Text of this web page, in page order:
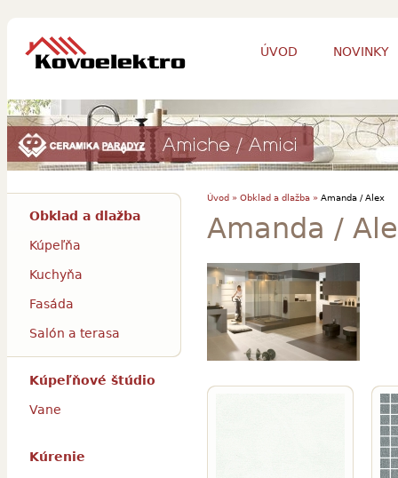
ÚVOD NOVINKY
Úvod » Obklad a dlažba »Amanda / Alex
Amanda /
Obklad a dlažba
Kúpeľňa
Kuchyňa
Fasáda
Salón a terasa
Kúpeľňové štúdio
Vane
Kúrenie